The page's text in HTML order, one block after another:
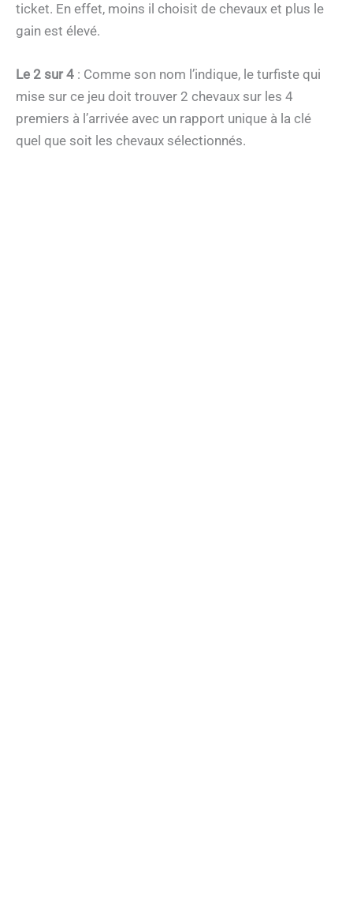
ticket. En effet, moins il choisit de chevaux et plus le
gain est élevé.
Le 2 sur 4 : Comme son nom l’indique, le turfiste qui
mise sur ce jeu doit trouver 2 chevaux sur les 4
premiers à l’arrivée avec un rapport unique à la clé
quel que soit les chevaux sélectionnés.